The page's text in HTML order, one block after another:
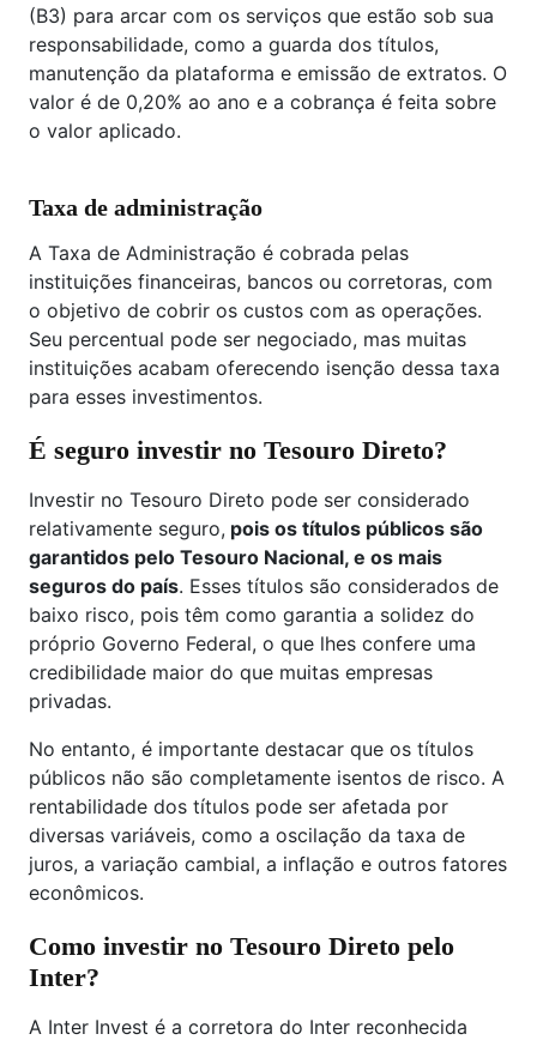
(B3) para arcar com os serviços que estão sob sua
responsabilidade, como a guarda dos títulos,
manutenção da plataforma e emissão de extratos. O
valor é de 0,20% ao ano e a cobrança é feita sobre
o valor aplicado.
Taxa de administração
A Taxa de Administração é cobrada pelas
instituições financeiras, bancos ou corretoras, com
o objetivo de cobrir os custos com as operações.
Seu percentual pode ser negociado, mas muitas
instituições acabam oferecendo isenção dessa taxa
para esses investimentos.
É seguro investir no Tesouro Direto?
Investir no Tesouro Direto pode ser considerado
relativamente seguro, pois os títulos públicos são
garantidos pelo Tesouro Nacional, e os mais
seguros do país. Esses títulos são considerados de
baixo risco, pois têm como garantia a solidez do
próprio Governo Federal, o que lhes confere uma
credibilidade maior do que muitas empresas
privadas.
No entanto, é importante destacar que os títulos
públicos não são completamente isentos de risco. A
rentabilidade dos títulos pode ser afetada por
diversas variáveis, como a oscilação da taxa de
juros, a variação cambial, a inflação e outros fatores
econômicos.
Como investir no Tesouro Direto pelo
Inter?
A Inter Invest é a corretora do Inter reconhecida